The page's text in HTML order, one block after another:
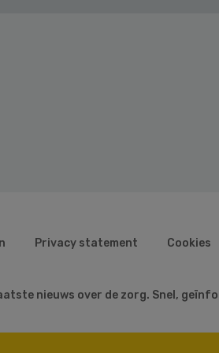
Privacy statement Cookies
nieuws over de zorg. Snel,